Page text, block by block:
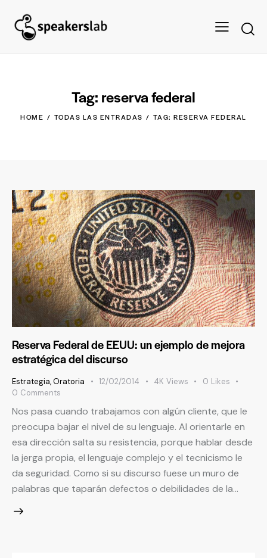
Tag: reserva federal
HOME TODAS LAS ENTRADAS TAG: RESERVA FEDERAL
Reserva Federal de EEUU: un ejemplo de mejora
estratégica del discurso
Estrategia,Oratoria 12/02/2014 4K Views 0 Likes
0 Comments
Nos pasa cuando trabajamos con algún cliente, que le
preocupa bajar el nivel de su lenguaje. Al orientarle en
esa dirección salta su resistencia, porque hablar desde
la jerga propia, el lenguaje complejo y el tecnicismo le
da seguridad. Como si su discurso fuese un muro de
palabras que taparán defectos o debilidades de la…